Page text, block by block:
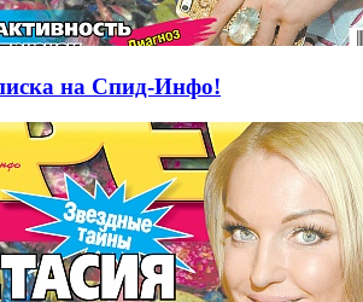
на Спид-Инфо!